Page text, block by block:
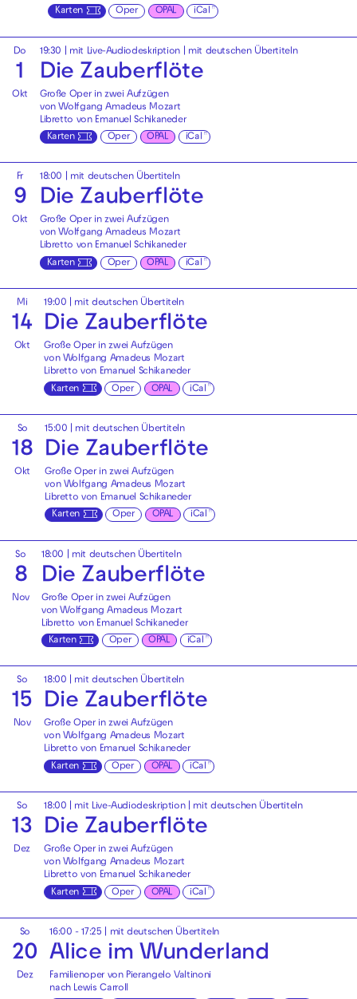
Karten
Oper OPAL iCal
Do
1
Okt
19:30 mit Live-Audiodeskription mit deutschen Übertiteln
Die Zauberflöte
Große Oper in zwei Aufzügen
von Wolfgang Amadeus Mozart
Libretto von Emanuel Schikaneder
Karten
Oper OPAL iCal
Fr
9
Okt
18:00 mit deutschen Übertiteln
Die Zauberflöte
Große Oper in zwei Aufzügen
von Wolfgang Amadeus Mozart
Libretto von Emanuel Schikaneder
Karten
Oper OPAL iCal
Mi
14
Okt
19:00 mit deutschen Übertiteln
Die Zauberflöte
Große Oper in zwei Aufzügen
von Wolfgang Amadeus Mozart
Libretto von Emanuel Schikaneder
Karten
Oper OPAL iCal
So
18
Okt
15:00 mit deutschen Übertiteln
Die Zauberflöte
Große Oper in zwei Aufzügen
von Wolfgang Amadeus Mozart
Libretto von Emanuel Schikaneder
Karten
Oper OPAL iCal
So
8
Nov
18:00 mit deutschen Übertiteln
Die Zauberflöte
Große Oper in zwei Aufzügen
von Wolfgang Amadeus Mozart
Libretto von Emanuel Schikaneder
Karten
Oper OPAL iCal
So
15
Nov
18:00 mit deutschen Übertiteln
Die Zauberflöte
Große Oper in zwei Aufzügen
von Wolfgang Amadeus Mozart
Libretto von Emanuel Schikaneder
Karten
Oper OPAL iCal
So
13
Dez
18:00 mit Live-Audiodeskription| mit deutschen Übertiteln
Die Zauberflöte
Große Oper in zwei Aufzügen
von Wolfgang Amadeus Mozart
Libretto von Emanuel Schikaneder
Karten
Oper OPAL iCal
So
20
Dez
16:00 - 17:25 mit deutschen Übertiteln
Alice im Wunderland
Familienoper von Pierangelo Valtinoni
nach Lewis Carroll